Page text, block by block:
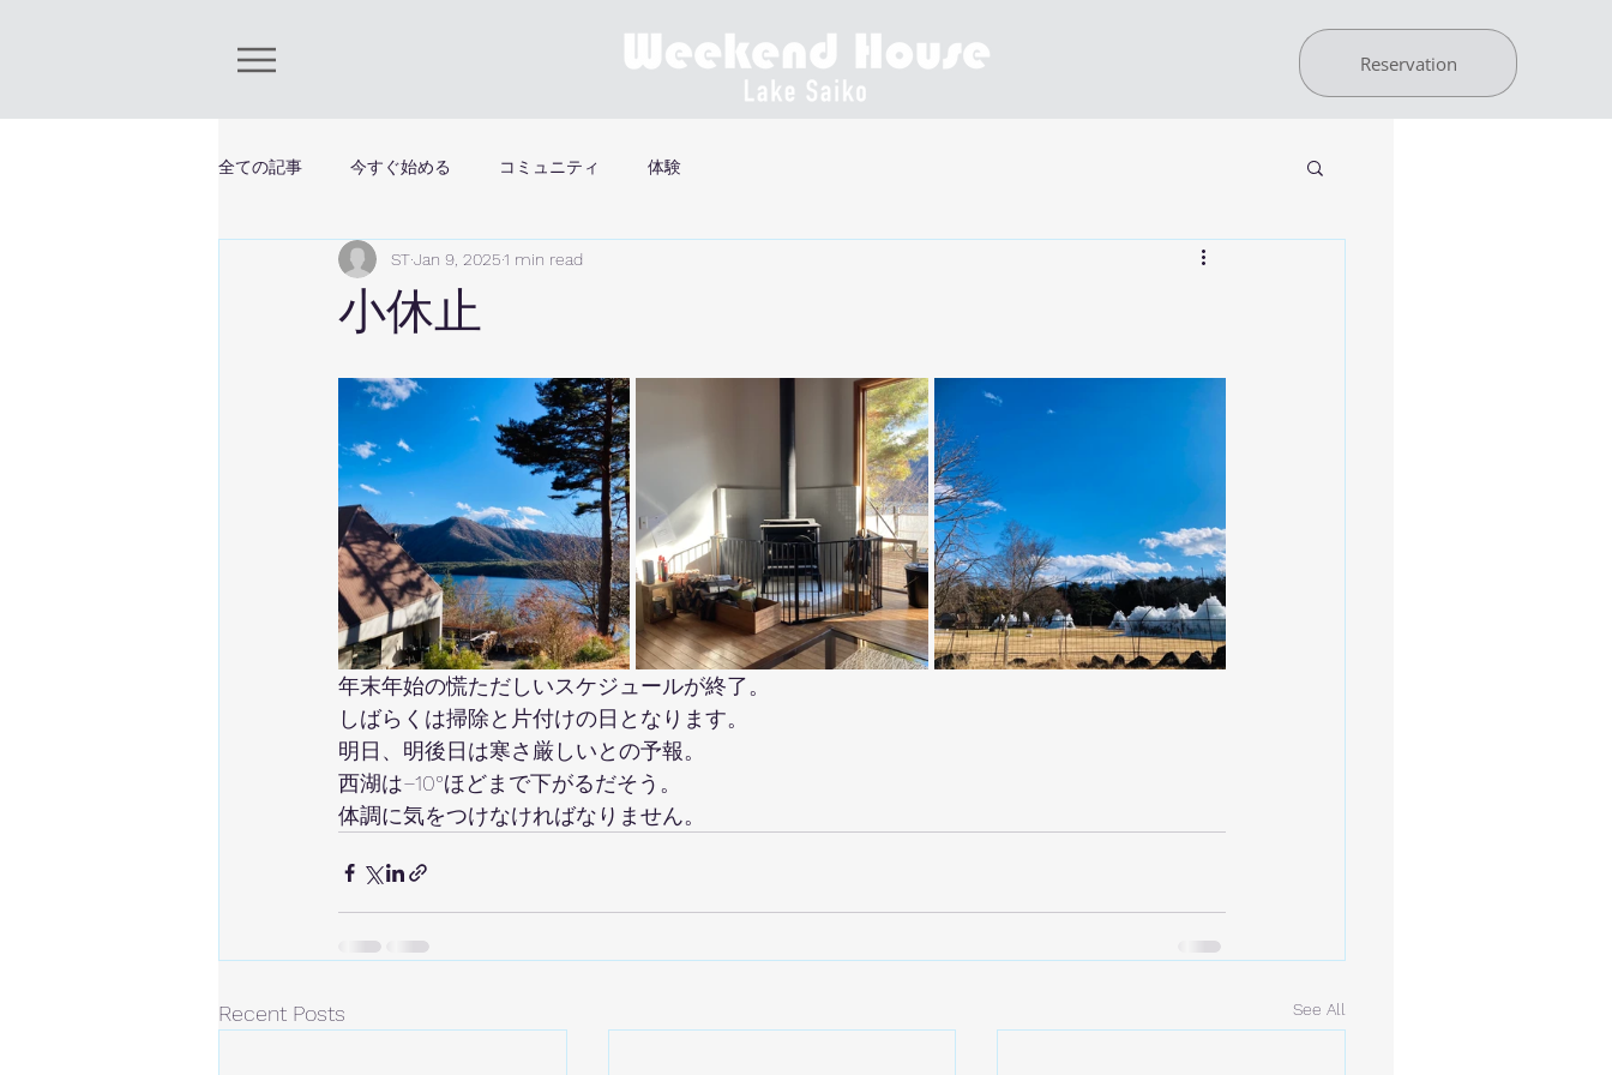
Reservation
全ての記事 今すぐ始める コミュニティ 体験
小休止
STJan 9, 20251 min read
年末年始の慌ただしいスケジュールが終了。
しばらくは掃除と片付けの日となります。
明日、明後日は寒さ厳しいとの予報。
西湖は−10°ほどまで下がるだそう。
体調に気をつけなければなりません。
Recent Posts See All